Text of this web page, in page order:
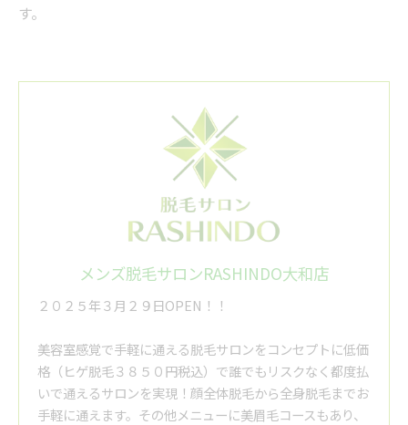
す。
メンズ脱毛サロンRASHINDO大和店
２０２５年３月２９日OPEN！！
美容室感覚で手軽に通える脱毛サロンをコンセプトに低価
格（ヒゲ脱毛３８５０円税込）で誰でもリスクなく都度払
いで通えるサロンを実現！顔全体脱毛から全身脱毛までお
手軽に通えます。その他メニューに美眉毛コースもあり、